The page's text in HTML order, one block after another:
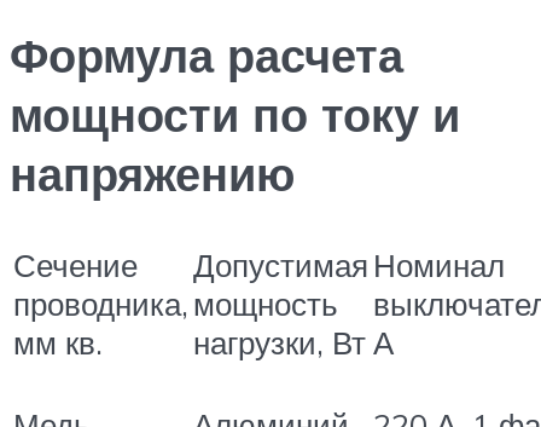
Формула расчета
мощности по току и
напряжению
Сечение
проводника,
мм кв.
Допустимая
мощность
нагрузки, Вт
Номинал
А